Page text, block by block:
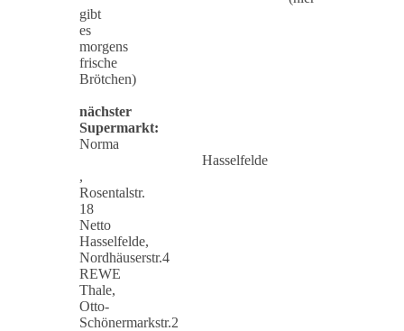
gibt
es
morgens
frische
Brötchen)
nächster
Supermarkt:
Norma
Hasselfelde
,
Rosentalstr.
18
Netto
Hasselfelde,
Nordhäuserstr.4
REWE
Thale,
Otto-
Schönermarkstr.2